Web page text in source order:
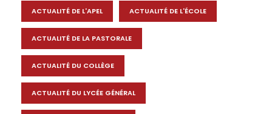
ACTUALITÉ DE L'APEL ACTUALITÉ DE L'ÉCOLE
ACTUALITÉ DE LA PASTORALE
ACTUALITÉ DU COLLÈGE
ACTUALITÉ DU LYCÉE GÉNÉRAL